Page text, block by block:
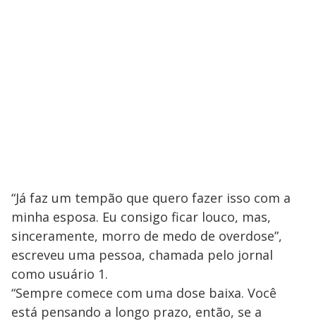
“Já faz um tempão que quero fazer isso com a
minha esposa. Eu consigo ficar louco, mas,
sinceramente, morro de medo de overdose”,
escreveu uma pessoa, chamada pelo jornal
como usuário 1.
“Sempre comece com uma dose baixa. Você
está pensando a longo prazo, então, se a